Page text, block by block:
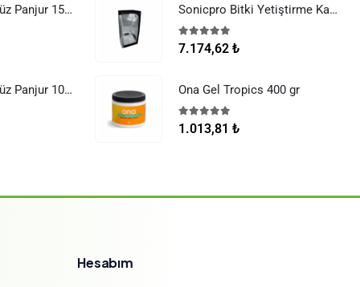
Raksan Smart Düz Panjur 150 mm Sinek Telli
Raksan Smart Düz Panjur 100 mm Sinek Telli
Sonicpro Bitki Yetiştirme Kabini 120x60x180
5.005 üzerinden
7.174,62 ₺
Ona Gel Tropics 400 gr
5.00 5 üzerinden
1.013,81 ₺
Hesabım